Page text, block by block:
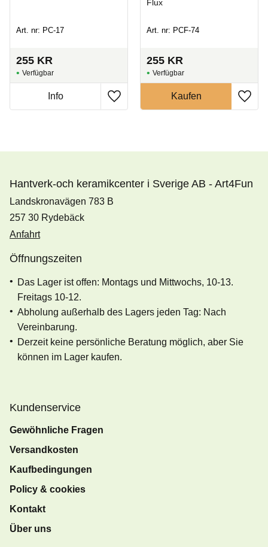
Art. nr: PC-17
255 KR
Flux
Art. nr: PCF-74
255 KR
Hantverk-och keramikcenter i Sverige AB - Art4Fun
Landskronavägen 783 B
257 30 Rydebäck
Anfahrt
Öffnungszeiten
Das Lager ist offen: Montags und Mittwochs, 10-13.
Freitags 10-12.
Abholung außerhalb des Lagers jeden Tag: Nach
Vereinbarung.
Derzeit keine persönliche Beratung möglich, aber Sie
können im Lager kaufen.
Kundenservice
Gewöhnliche Fragen
Versandkosten
Kaufbedingungen
Policy & cookies
Kontakt
Über uns